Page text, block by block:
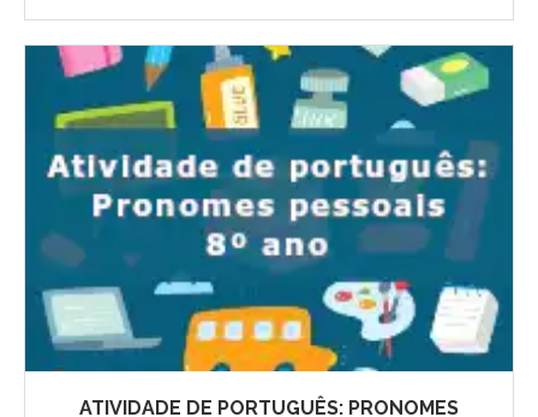
ATIVIDADE DE PORTUGUÊS: PRONOMES